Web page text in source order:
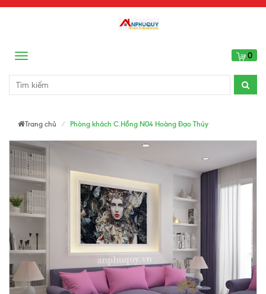
Menu 0
Trang chủ Phòng khách C.Hồng N04 Hoàng Đạo Thúy